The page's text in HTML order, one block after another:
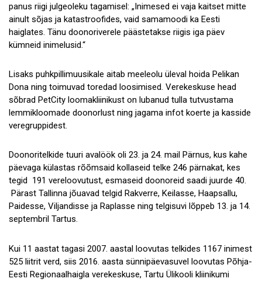
panus riigi julgeoleku tagamisel: „Inimesed ei vaja kaitset mitte
ainult sõjas ja katastroofides, vaid samamoodi ka Eesti
haiglates. Tänu doonoriverele päästetakse riigis iga päev
kümneid inimelusid.“
Lisaks puhkpillimuusikale aitab meeleolu üleval hoida Pelikan
Dona ning toimuvad toredad loosimised. Verekeskuse head
sõbrad PetCity loomakliinikust on lubanud tulla tutvustama
lemmikloomade doonorlust ning jagama infot koerte ja kasside
veregruppidest.
Doonoritelkide tuuri avalöök oli 23. ja 24. mail Pärnus, kus kahe
päevaga külastas rõõmsaid kollaseid telke 246 pärnakat, kes
tegid 191 vereloovutust, esmaseid doonoreid saadi juurde 40.
Pärast Tallinna jõuavad telgid Rakverre, Keilasse, Haapsallu,
Paidesse, Viljandisse ja Raplasse ning telgisuvi lõppeb 13. ja 14.
septembril Tartus.
Kui 11 aastat tagasi 2007. aastal loovutas telkides 1167 inimest
525 liitrit verd, siis 2016. aasta sünnipäevasuvel loovutas Põhja-
Eesti Regionaalhaigla verekeskuse, Tartu Ülikooli kliinikumi